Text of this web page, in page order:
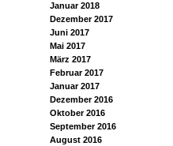
Januar 2018
Dezember 2017
Juni 2017
Mai 2017
März 2017
Februar 2017
Januar 2017
Dezember 2016
Oktober 2016
September 2016
August 2016